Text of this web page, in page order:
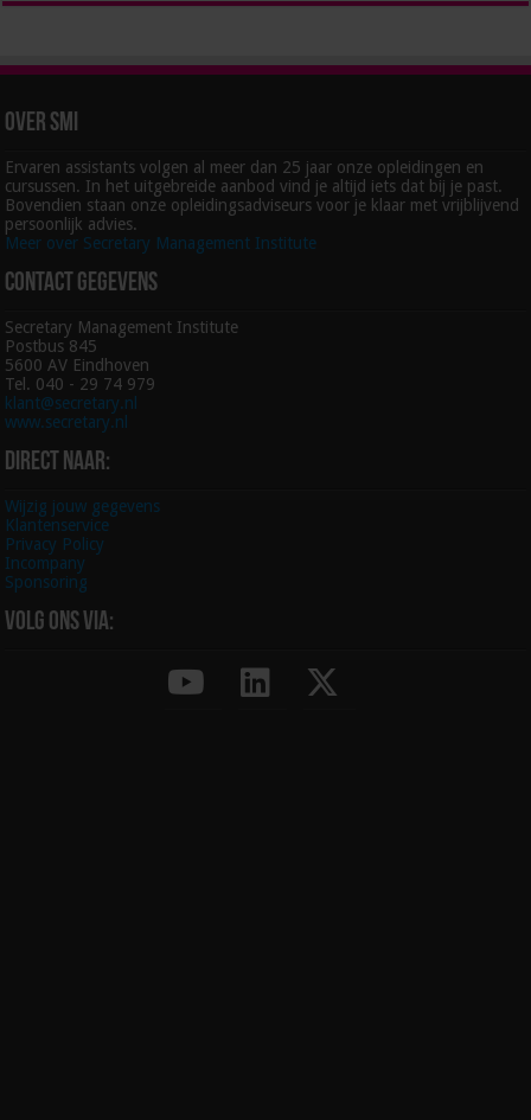
Over SMI
Ervaren assistants volgen al meer dan 25 jaar onze opleidingen en
cursussen. In het uitgebreide aanbod vind je altijd iets dat bij je past.
Bovendien staan onze opleidingsadviseurs voor je klaar met vrijblijvend
persoonlijk advies.
Meer over Secretary Management Institute
Contact gegevens
Secretary Management Institute
Postbus 845
5600 AV Eindhoven
Tel. 040 - 29 74 979
klant@secretary.nl
www.secretary.nl
Direct naar:
Wijzig jouw gegevens
Klantenservice
Privacy Policy
Incompany
Sponsoring
Volg ons via: